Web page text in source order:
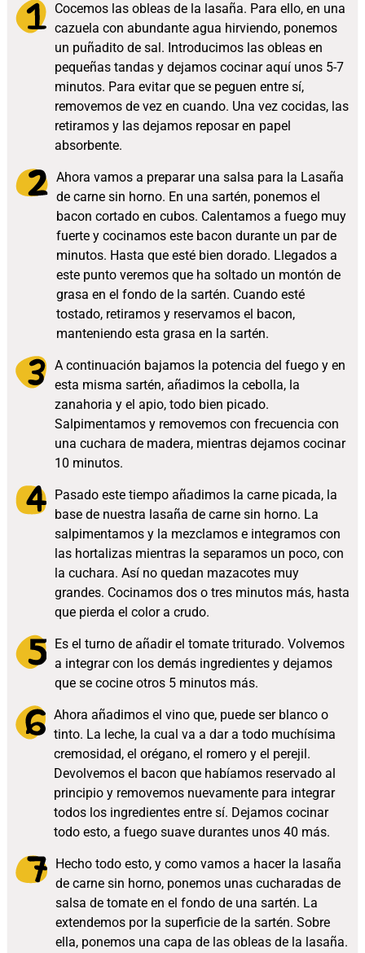
Cocemos las obleas de la lasaña. Para ello, en una
cazuela con abundante agua hirviendo, ponemos
un puñadito de sal. Introducimos las obleas en
pequeñas tandas y dejamos cocinar aquí unos 5-7
minutos. Para evitar que se peguen entre sí,
removemos de vez en cuando. Una vez cocidas, las
retiramos y las dejamos reposar en papel
absorbente.
Ahora vamos a preparar una salsa para la Lasaña
de carne sin horno. En una sartén, ponemos el
bacon cortado en cubos. Calentamos a fuego muy
fuerte y cocinamos este bacon durante un par de
minutos. Hasta que esté bien dorado. Llegados a
este punto veremos que ha soltado un montón de
grasa en el fondo de la sartén. Cuando esté
tostado, retiramos y reservamos el bacon,
manteniendo esta grasa en la sartén.
A continuación bajamos la potencia del fuego y en
esta misma sartén, añadimos la cebolla, la
zanahoria y el apio, todo bien picado.
Salpimentamos y removemos con frecuencia con
una cuchara de madera, mientras dejamos cocinar
10 minutos.
Pasado este tiempo añadimos la carne picada, la
base de nuestra lasaña de carne sin horno. La
salpimentamos y la mezclamos e integramos con
las hortalizas mientras la separamos un poco, con
la cuchara. Así no quedan mazacotes muy
grandes. Cocinamos dos o tres minutos más, hasta
que pierda el color a crudo.
Es el turno de añadir el tomate triturado. Volvemos
a integrar con los demás ingredientes y dejamos
que se cocine otros 5 minutos más.
Ahora añadimos el vino que, puede ser blanco o
tinto. La leche, la cual va a dar a todo muchísima
cremosidad, el orégano, el romero y el perejil.
Devolvemos el bacon que habíamos reservado al
principio y removemos nuevamente para integrar
todos los ingredientes entre sí. Dejamos cocinar
todo esto, a fuego suave durantes unos 40 más.
Hecho todo esto, y como vamos a hacer la lasaña
de carne sin horno, ponemos unas cucharadas de
salsa de tomate en el fondo de una sartén. La
extendemos por la superficie de la sartén. Sobre
ella, ponemos una capa de las obleas de la lasaña.